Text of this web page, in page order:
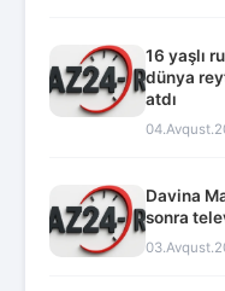
16 yaşlı
dünya
atdı
Davina
sonra